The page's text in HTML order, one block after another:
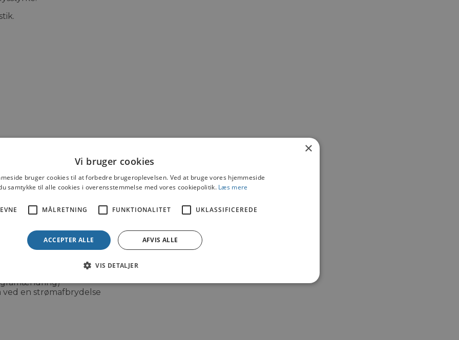
,-
en strømafbrydelse
×
Vi bruger cookies
bruger cookies til at forbedre brugeroplevelsen. Ved at bruge vores hjemmeside
samtykke til alle cookies i overensstemmelse med vores cookiepolitik. Læs mere
MÅLRETNING FUNKTIONALITET UKLASSIFICEREDE
ACCEPTER ALLE AFVIS ALLE
VIS DETALJER